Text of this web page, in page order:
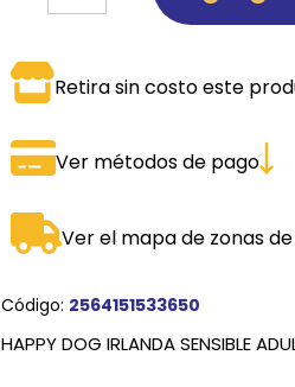
Retira sin costo este
Ver métodos de pago
Ver el mapa de zonas
Código: 2564151533650
HAPPY DOG IRLANDA SENSIBLE